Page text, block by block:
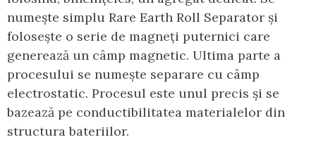
numește simplu Rare Earth Roll Separator și
folosește o serie de magneți puternici care
generează un câmp magnetic. Ultima parte a
procesului se numește separare cu câmp
electrostatic. Procesul este unul precis și se
bazează pe conductibilitatea materialelor din
structura bateriilor.